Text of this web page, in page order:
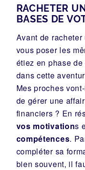
RACHETER
BASES DE
Avant de
vous poser les
étiez en phase
dans cette
Mes proches
de gérer une
financiers ? En
vos motivations
compétences.
compléter sa
bien souvent, il